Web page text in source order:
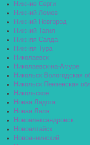
Нижние Серги
Нижний Ломов
Нижний Новгород
Нижний Тагил
Нижняя Салда
Нижняя Тура
Николаевск
Николаевск-на-Амуре
Никольск Вологодская
Никольск Пензенская
Никольское
Новая Ладога
Новая Ляля
Новоалександровск
Новоалтайск
Новоаннинский